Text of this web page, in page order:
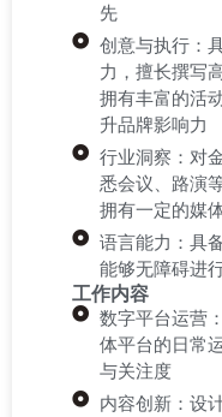
先
创意与执行：
力，擅长撰写
拥有丰富的活
升品牌影响力
行业洞察：对
悉会议、路演
拥有一定的媒
语言能力：具
能够无障碍进
工作内容
数字平台运营
体平台的日常
与关注度
内容创新：设